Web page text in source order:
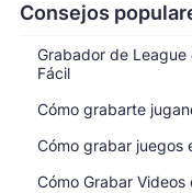
Consejos
Grabador de
Fácil
Cómo grabarte
Cómo grabar juegos
Cómo Grabar